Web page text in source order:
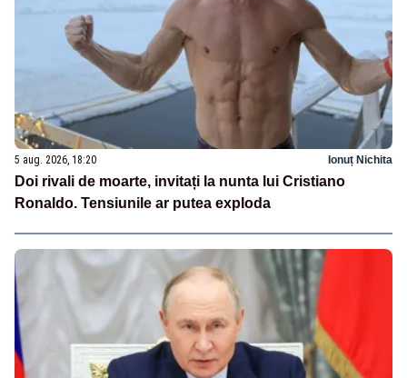
5 aug. 2026, 18:20 Ionuț Nichita
Doi rivali de moarte, invitați la nunta lui Cristiano
Ronaldo. Tensiunile ar putea exploda